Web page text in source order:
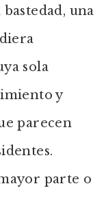
una
sola
y
parecen
parte o